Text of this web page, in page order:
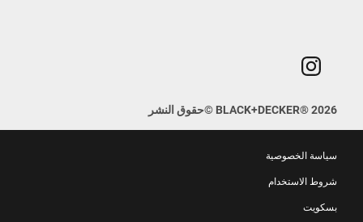
2026
®
BLACK+DECKER
©حقوق النشر
سياسة الخصوصية
شروط الاستخدام
بسكويت